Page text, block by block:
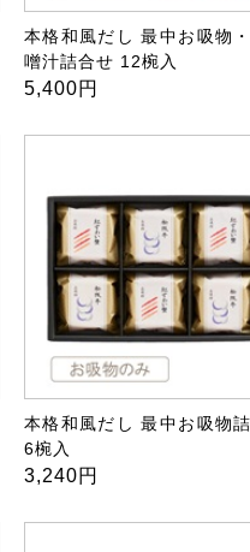
本格和風だし 最中お吸物
噌汁詰合せ 12椀入
5,400円
本格和風だし 最中お吸物
6椀入
3,240円